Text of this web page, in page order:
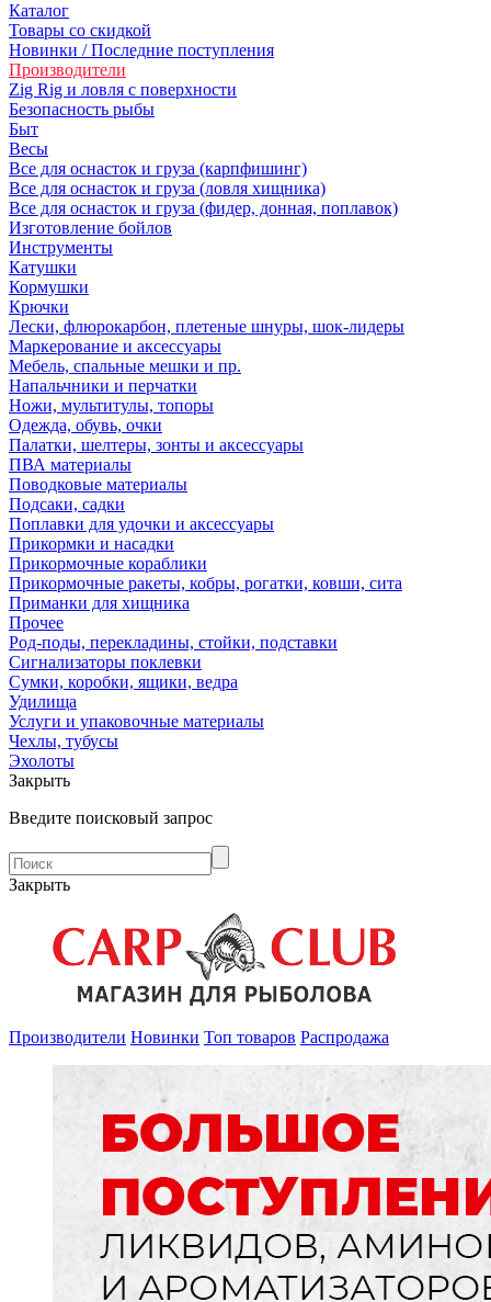
Каталог
Товары со скидкой
Новинки / Последние поступления
Производители
Zig Rig и ловля с поверхности
Безопасность рыбы
Быт
Весы
Все для оснасток и груза (карпфишинг)
Все для оснасток и груза (ловля хищника)
Все для оснасток и груза (фидер, донная, поплавок)
Изготовление бойлов
Инструменты
Катушки
Кормушки
Крючки
Лески, флюрокарбон, плетеные шнуры, шок-лидеры
Маркерование и аксессуары
Мебель, спальные мешки и пр.
Напальчники и перчатки
Ножи, мультитулы, топоры
Одежда, обувь, очки
Палатки, шелтеры, зонты и аксессуары
ПВА материалы
Поводковые материалы
Подсаки, садки
Поплавки для удочки и аксессуары
Прикормки и насадки
Прикормочные кораблики
Прикормочные ракеты, кобры, рогатки, ковши, сита
Приманки для хищника
Прочее
Род-поды, перекладины, стойки, подставки
Сигнализаторы поклевки
Сумки, коробки, ящики, ведра
Удилища
Услуги и упаковочные материалы
Чехлы, тубусы
Эхолоты
Закрыть
Введите поисковый запрос
Закрыть
Производители Новинки Топ товаров Распродажа